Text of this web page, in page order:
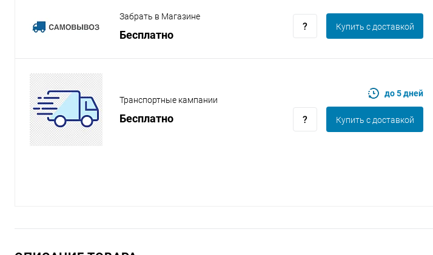
Забрать в Магазине
Бесплатно
Купить c доставкой
Транспортные кампании
Бесплатно
до 5 дней
Купить c доставкой
8 800